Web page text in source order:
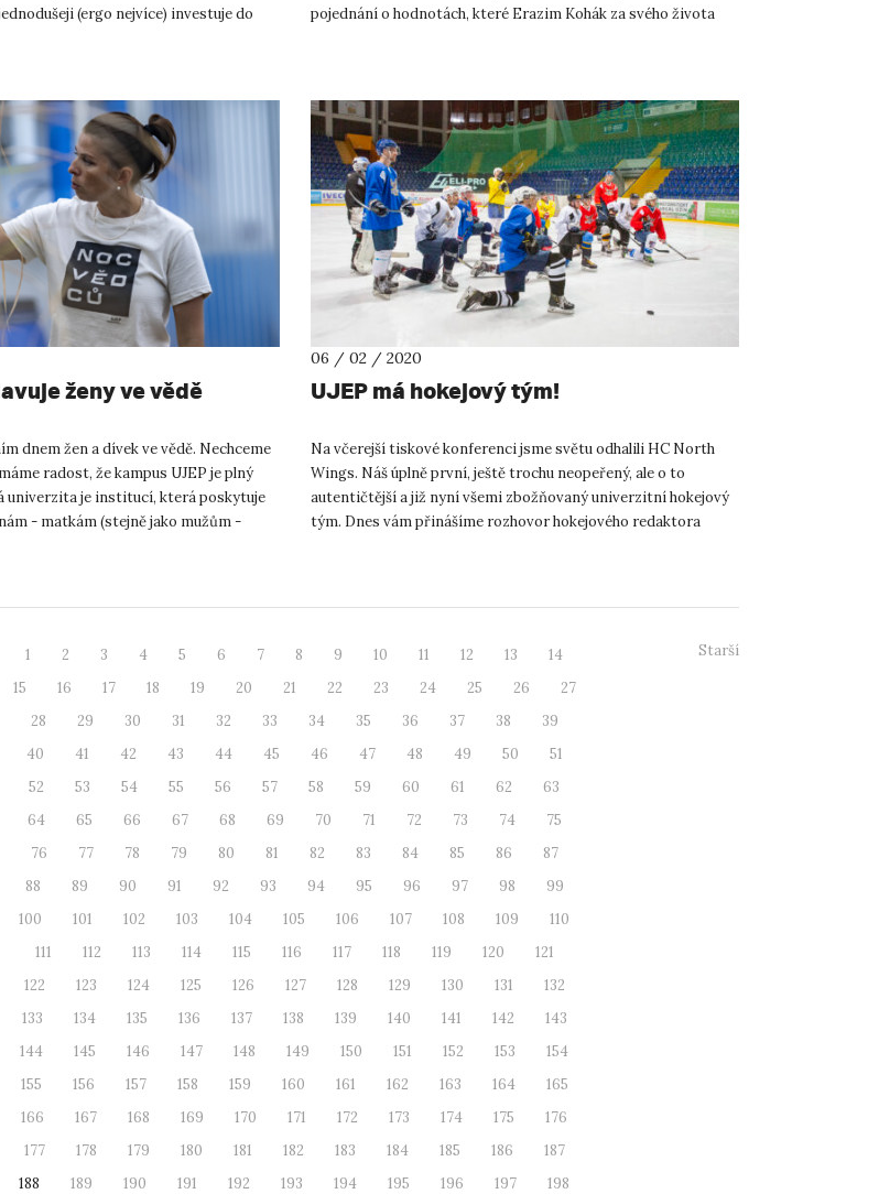
(ergo nejvíce) investuje do
pojednání o hodnotách, které Erazim Kohák za svého života
ženy ve vědě
dnem žen a dívek ve vědě. Nechceme
radost, že kampus UJEP je plný
univerzita je institucí, která poskytuje
- matkám (stejně jako mužům -
06 / 02 / 2020
UJEP má hokejový tým!
Na včerejší tiskové konferenci jsme světu odhalili HC North
Wings. Náš úplně první, ještě trochu neopeřený, ale o to
autentičtější a již nyní všemi zbožňovaný univerzitní hokejový
tým. Dnes vám přinášíme rozhovor hokejového redaktora
1 2 3 4 5 6 7 8 9 10 11 12 13
14
15
16 17 18 19 20 21 22 23 24 25 26
27
28
29 30 31 32 33 34 35 36 37 38
39
40
41 42 43 44 45 46 47 48 49 50
51
52
53 54 55 56 57 58 59 60 61 62
63
64
65 66 67 68 69 70 71 72 73 74
75
76
77 78 79 80 81 82 83 84 85 86
87
88
89 90 91 92 93 94 95 96 97 98
99
100
101 102 103 104 105 106 107 108 109
110
111
112 113 114 115 116 117 118 119 120
121
122
123 124 125 126 127 128 129 130 131
132
133
134 135 136 137 138 139 140 141 142
143
144
145 146 147 148 149 150 151 152 153
154
155
156 157 158 159 160 161 162 163 164
165
166
167 168 169 170 171 172 173 174 175
176
177
178 179 180 181 182 183 184 185 186
187
188
189 190 191 192 193 194 195 196 197 198
Starší